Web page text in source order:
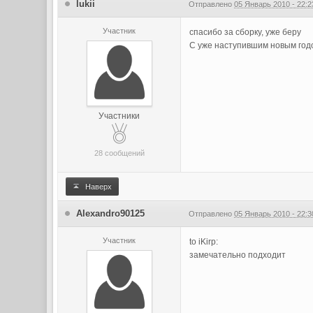
lukii Отправлено05 Январь 2010 -
Участник
Участники
28 сообщений
спасибо за сборку, уже беру
С уже наступившим новым
Наверх
Alexandro90125 Отправлено05 Январь 2010 -
Участник
to iKirp:
замечательно подходит